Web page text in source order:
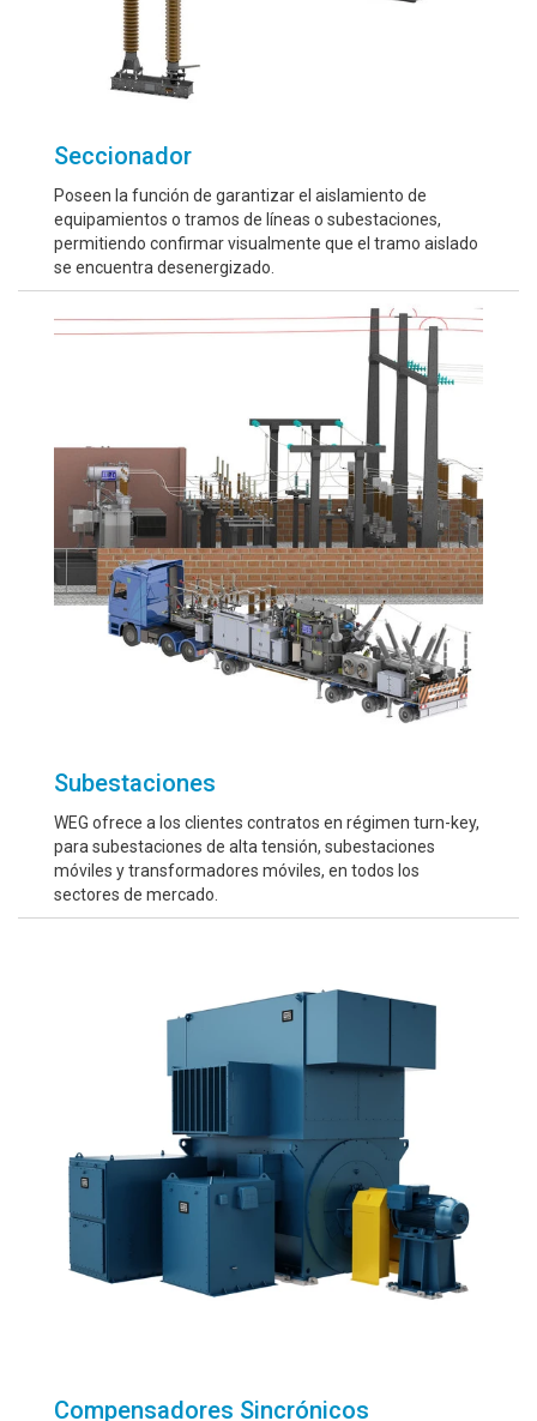
Seccionador
Poseen la función de garantizar el aislamiento de
equipamientos o tramos de líneas o subestaciones,
permitiendo confirmar visualmente que el tramo aislado
se encuentra desenergizado.
Subestaciones
WEG ofrece a los clientes contratos en régimen turn-key,
para subestaciones de alta tensión, subestaciones
móviles y transformadores móviles, en todos los
sectores de mercado.
Compensadores Sincrónicos